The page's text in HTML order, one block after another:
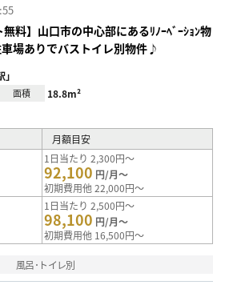
料】山口市の中心部にあるﾘﾉｰﾍﾞｰｼｮﾝ物
ありでバストイレ別物件♪
面積 18.8m²
月額目安
1日当たり 2,300円～
92,100 円/月～
初期費用他 22,000円～
1日当たり 2,500円～
98,100 円/月～
初期費用他 16,500円～
風呂･トイレ別